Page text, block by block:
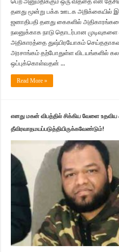
தனது மூன்று பக்க ஊடக அறிக்கையில்
ஜனாதிபதி தனது கைகளில்
நலனுக்காக நாடு தொடர்பான
அதிகாரத்தை துஷ்பிரயோகம்
அரசாங்கம் தற்போதுள்ள விடயங்களில்
ஒப்புக்கொள்வதன் ...
Read More »
எனது மகன் விபத்தில் சிக்கிய வேளை
தீவிரவாதமயப்படுத்தியிருக்கவேண்டும்!